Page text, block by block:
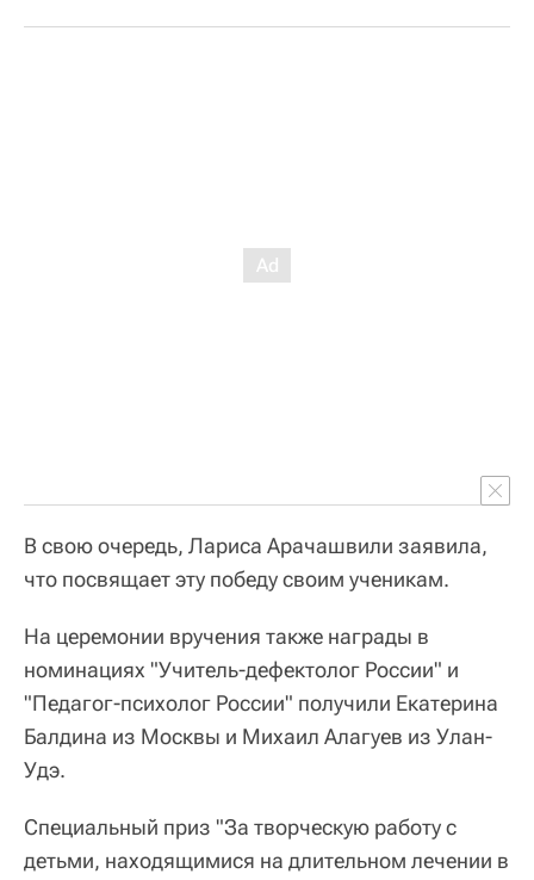
В свою очередь, Лариса Арачашвили заявила,
что посвящает эту победу своим ученикам.
На церемонии вручения также награды в
номинациях "Учитель-дефектолог России" и
"Педагог-психолог России" получили Екатерина
Балдина из Москвы и Михаил Алагуев из Улан-
Удэ.
Специальный приз "За творческую работу с
детьми, находящимися на длительном лечении в